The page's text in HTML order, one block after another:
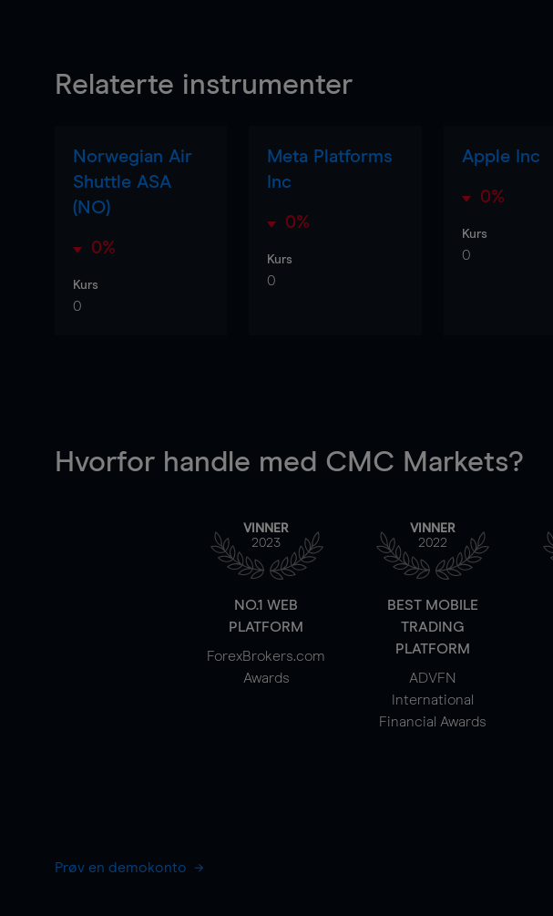
Relaterte instrumenter
Norwegian Air
Shuttle ASA
(NO)
0%
Kurs
0
Meta Platforms
Inc
0%
Kurs
0
Apple Inc
0%
Kurs
0
Hvorfor handle med CMC Markets?
VINNER
2023
NO.1 WEB
PLATFORM
ForexBrokers.com
Awards
VINNER
2022
BEST MOBILE
TRADING
PLATFORM
ADVFN
International
Financial Awards
Prøv en demokonto